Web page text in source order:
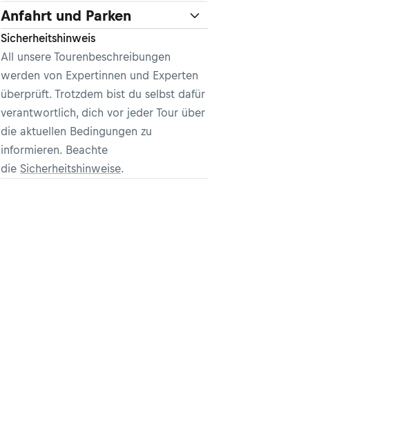
Anfahrt und Parken
Sicherheitshinweis
All unsere Tourenbeschreibungen
werden von Expertinnen und Experten
überprüft. Trotzdem bist du selbst dafür
verantwortlich, dich vor jeder Tour über
die aktuellen Bedingungen zu
informieren. Beachte
die Sicherheitshinweise.